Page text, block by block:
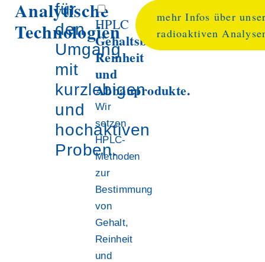
Analytische
Technologien
für
den
Umgang
mit
kurzlebigen
und
hochaktiven
Proben.
HPLC
Gehaltsbestimmung,
Reinheit
und
Abbauprodukte.
Wir
setzen
HPLC-
Methoden
zur
Bestimmung
von
Gehalt,
Reinheit
und
mehr Infos über
radioaktiven